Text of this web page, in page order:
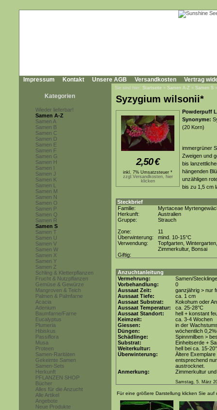
Impressum Kontakt Unsere AGB Versandkosten Vertrag
Kategorien
Wieder lieferbar!
Samen A-Z
Samen A
Samen B
Samen C
Samen D
Samen E
Samen F
Samen G
Samen H
Samen I
Samen J
Samen K
Samen L
Samen M
Samen N
Samen O
Samen P
Samen Q
Samen R
Samen S
Samen T
Samen U
Samen V
Samen W
Samen X
Samen Y
Samen Z
Schling & Kletterpflanzen
Frucht & Nutzpflanzen
Gemüse & Gewürze
Mangroven & Teich
Palmen & Palmfarne
Acacia
Adenium
Baumfarne/Farne
Eucalyptus
Plumeria
Hibiskus
Passiflora
Musa
Proteen
Samen-Raritäten
Gekeimte Samen
Samen-Sets
Herkunft
PFLANZEN SHOP
Bücher
Alles für die Anzucht
Alle Artikel
Angebote
Neue Produkte
Sie sind hier: Startseite » Samen A-Z » Samen S
Syzygium wilsonii*
2,50€
inkl. 7% Umsatzsteuer *
zzgl.Versandkosten, hier
klicken
Powderpuff
Synonyme:
(20 Korn)
immergrüner
Zweigen und
bis
hängenden
unzähligen
bis zu 1,5 cm
Steckbrief
Familie:
Myrtaceae
Herkunft:
Australien
Gruppe:
Strauch
Zone:
11
Überwinterung:
mind. 10-15°C
Verwendung:
Topfgarten, Wintergarten,
Zimmerkultur, Bonsai
Giftig:
Anzuchtanleitung
Vermehrung:
Samen/Stecklinge
Vorbehandlung:
0
Aussaat Zeit:
ganzjährig > nur
Aussaat Tiefe:
ca. 1 cm
Aussaat Substrat:
Kokohum oder
Aussaat Temperatur:
ca. 25-28°C
Aussaat Standort:
hell + konstant
Keimzeit:
ca. 3-4 Wochen
Giessen:
in der
Düngen:
wöchentlich
Schädlinge:
Spinnmilben >
Substrat:
Einheitserde +
Weiterkultur:
hell bei ca. 15-
Überwinterung:
Ältere
entsprechend
austrocknet.
Anmerkung:
Zimmerkultur
Samstag, 5. März
Für eine größere Darstellung klicken Sie auf